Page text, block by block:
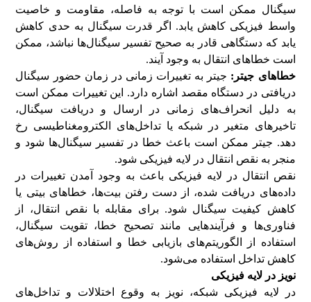
سیگنال ممکن است با توجه به فاصله، مقاومت و خاصیت
واسط فیزیکی کاهش یابد. اگر قدرت سیگنال به حدی کاهش
یابد که دستگاهی قادر به صحیح تفسیر سیگنال‌ها نباشد، ممکن
است خطاهای انتقال به وجود آیند.
خطاهای جیتر: جیتر به تغییرات زمانی در زمان حضور سیگنال
دریافتی در دستگاه مقصد اشاره دارد. این تغییرات ممکن است
به دلیل انحراف‌های زمانی در ارسال و دریافت سیگنال،
تاخیرهای متغیر در شبکه یا تداخل‌های الکترومغناطیسی رخ
دهد. جیتر ممکن است باعث خطا در تفسیر سیگنال‌ها شود و
منجر به نقص انتقال در لایه فیزیکی شود.
نقص انتقال در لایه فیزیکی باعث به وجود آمدن تغییرات در
داده‌های دریافت شده، از دست رفتن بیت‌ها، خطاهای بیتی یا
کاهش کیفیت سیگنال شود. برای مقابله با نقص انتقال، از
فناوری‌ها و فرآیندهایی مانند تصحیح خطا، تقویت سیگنال،
استفاده از الگوریتم‌های بازیابی خطا و استفاده از روش‌های
کاهش تداخل استفاده می‌شود.
نویز در لایه فیزیکی
در لایه فیزیکی شبکه، نویز به وقوع اختلالات و تداخل‌های